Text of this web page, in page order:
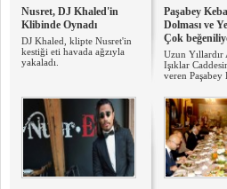
Nusret, DJ Khaled'in
Klibinde Oynadı
DJ Khaled, klipte Nusret'in
kestiği eti havada ağzıyla
yakaladı.
Paşabey
Dolması ve
Çok
Uzun Yıllardır
Işıklar
veren Paşabey